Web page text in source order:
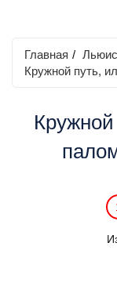
Главная /
Кружной путь,